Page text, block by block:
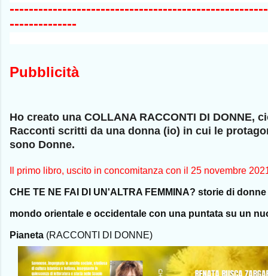
--------------
Pubblicità
Ho creato una COLLANA RACCONTI DI DONNE,
Racconti scritti da una donna (io) in cui le
sono Donne.
Il primo libro, uscito in concomitanza con il 25 novembre
CHE TE NE FAI DI UN'ALTRA FEMMINA? storie di
mondo orientale e occidentale con una puntata su un
Pianeta (RACCONTI DI DONNE)